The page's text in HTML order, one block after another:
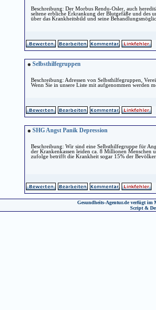
Beschreibung: Der Morbus Rendu-Osler, auch
seltene erbliche Erkrankung der Blutgefäße und des
über das Krankheitsbild und seine
Selbsthilfegruppen
Beschreibung: Adressen von Selbsthilfegruppen,
Wenn Sie in unsere Liste mit aufgenommen werden
SHG Angst Panik Depression
Beschreibung: Wir sind eine Selbsthilfegruppe für
der Krankenkassen leiden ca. 8 Millionen
zufolge betrifft die Krankheit sogar 15% der
Gesundheits-Agentur.de verfügt im
Script &